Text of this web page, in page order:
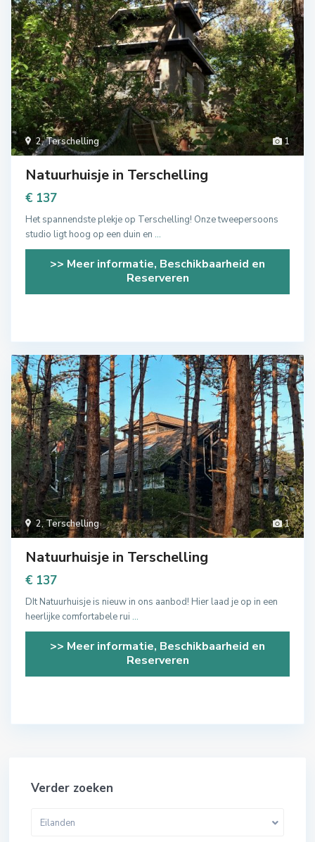
1
2,Terschelling
Natuurhuisje in Terschelling
€ 137
Het spannendste plekje op Terschelling! Onze tweepersoons
studio ligt hoog op een duin en ...
>> Meer informatie, Beschikbaarheid en
Reserveren
1
2,Terschelling
Natuurhuisje in Terschelling
€ 137
DIt Natuurhuisje is nieuw in ons aanbod! Hier laad je op in een
heerlijke comfortabele rui ...
>> Meer informatie, Beschikbaarheid en
Reserveren
Verder zoeken
Eilanden